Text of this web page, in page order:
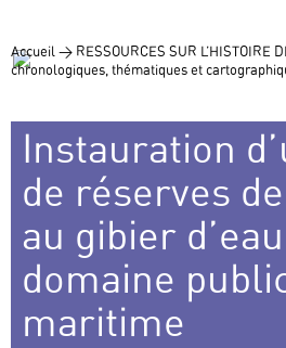
Accueil > RESSOURCES SUR L’HISTOIRE
chronologiques, thématiques et
Instauration
de réserves
au gibier
domaine
maritime